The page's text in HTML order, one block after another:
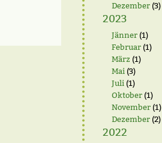
Dezember(3)
2023
Jänner(1)
Februar(1)
März (1)
Mai (3)
Juli (1)
Oktober(1)
November(1)
Dezember(2)
2022